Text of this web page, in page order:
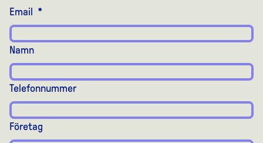
Email *
Namn
Telefonnummer
Företag